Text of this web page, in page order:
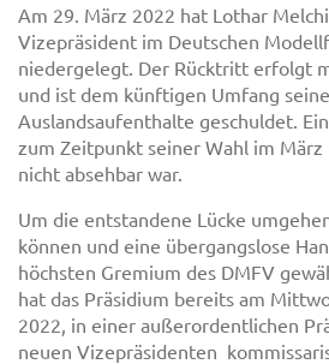
Am 29. März 2022 hat Lothar
Vizepräsident im Deutschen
niedergelegt. Der Rücktritt erfolgt
und ist dem künftigen Umfang
Auslandsaufenthalte geschuldet.
zum Zeitpunkt seiner Wahl im
nicht absehbar war.
Um die entstandene Lücke
können und eine übergangslose
höchsten Gremium des DMFV
hat das Präsidium bereits am
2022, in einer außerordentlichen
neuen Vizepräsidenten